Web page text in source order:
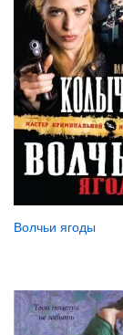
Волчьи ягоды